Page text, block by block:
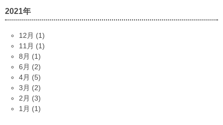
2021年
12月 (1)
11月 (1)
8月 (1)
6月 (2)
4月 (5)
3月 (2)
2月 (3)
1月 (1)